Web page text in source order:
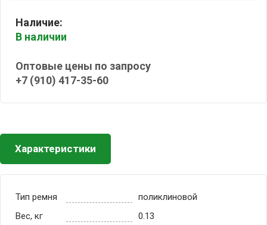
Наличие:
В наличии
Оптовые цены по запросу
+7 (910) 417-35-60
Характеристики
Тип ремня
поликлиновой
Вес, кг
0.13